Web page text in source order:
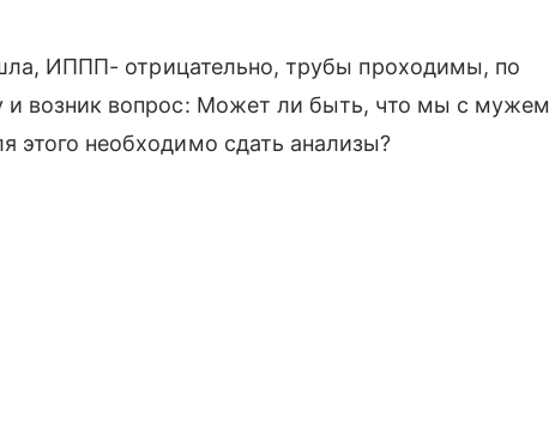
ИППП- отрицательно, трубы проходимы, по
возник вопрос: Может ли быть, что мы с мужем
этого необходимо сдать анализы?